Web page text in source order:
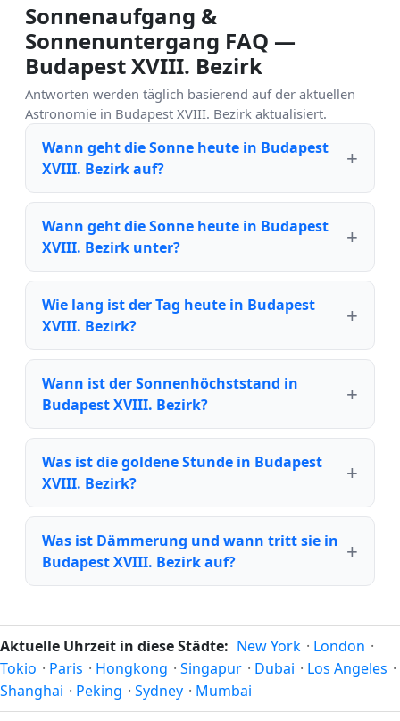
Sonnenaufgang &
Sonnenuntergang FAQ —
Budapest XVIII. Bezirk
Antworten werden täglich basierend auf der aktuellen
Astronomie in Budapest XVIII. Bezirk aktualisiert.
Wann geht die Sonne heute in Budapest
XVIII. Bezirk auf?
Wann geht die Sonne heute in Budapest
XVIII. Bezirk unter?
Wie lang ist der Tag heute in Budapest
XVIII. Bezirk?
Wann ist der Sonnenhöchststand in
Budapest XVIII. Bezirk?
Was ist die goldene Stunde in Budapest
XVIII. Bezirk?
Was ist Dämmerung und wann tritt sie in
Budapest XVIII. Bezirk auf?
Aktuelle Uhrzeit in diese Städte: New York · London ·
Tokio · Paris · Hongkong · Singapur · Dubai · Los Angeles ·
Shanghai · Peking · Sydney · Mumbai